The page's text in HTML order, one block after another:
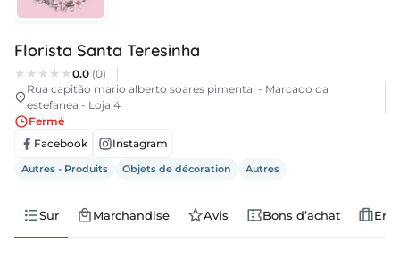
Florista Santa Teresinha
0.0 (0)
Rua capitão mario alberto soares pimental - Marcado da
estefanea - Loja 4
Fermé
Facebook
Instagram
Autres - Produits Objets de décoration Autres
Sur Marchandise Avis Bons d’achat